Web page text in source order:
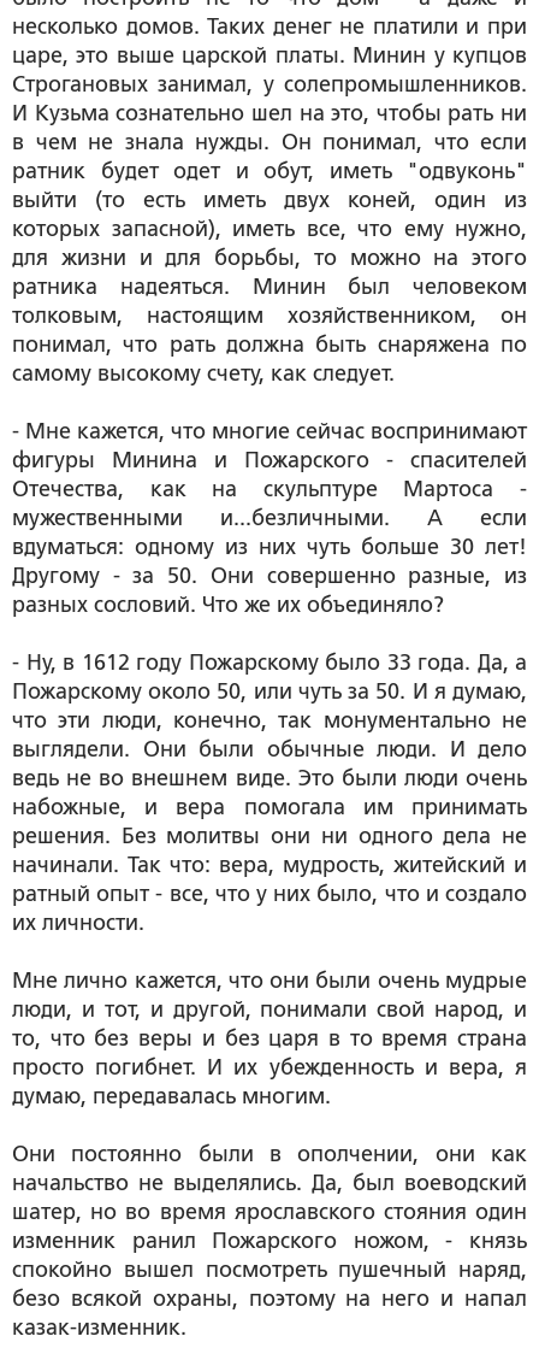
несколько домов. Таких денег не платили и при
царе, это выше царской платы. Минин у купцов
Строгановых занимал, у солепромышленников.
И Кузьма сознательно шел на это, чтобы рать ни
в чем не знала нужды. Он понимал, что если
ратник будет одет и обут, иметь "одвуконь"
выйти (то есть иметь двух коней, один из
которых запасной), иметь все, что ему нужно,
для жизни и для борьбы, то можно на этого
ратника надеяться. Минин был человеком
толковым, настоящим хозяйственником, он
понимал, что рать должна быть снаряжена по
самому высокому счету, как следует.
- Мне кажется, что многие сейчас воспринимают
фигуры Минина и Пожарского - спасителей
Отечества, как на скульптуре Мартоса -
мужественными и...безличными. А если
вдуматься: одному из них чуть больше 30 лет!
Другому - за 50. Они совершенно разные, из
разных сословий. Что же их объединяло?
- Ну, в 1612 году Пожарскому было 33 года. Да, а
Пожарскому около 50, или чуть за 50. И я думаю,
что эти люди, конечно, так монументально не
выглядели. Они были обычные люди. И дело
ведь не во внешнем виде. Это были люди очень
набожные, и вера помогала им принимать
решения. Без молитвы они ни одного дела не
начинали. Так что: вера, мудрость, житейский и
ратный опыт - все, что у них было, что и создало
их личности.
Мне лично кажется, что они были очень мудрые
люди, и тот, и другой, понимали свой народ, и
то, что без веры и без царя в то время страна
просто погибнет. И их убежденность и вера, я
думаю, передавалась многим.
Они постоянно были в ополчении, они как
начальство не выделялись. Да, был воеводский
шатер, но во время ярославского стояния один
изменник ранил Пожарского ножом, - князь
спокойно вышел посмотреть пушечный наряд,
безо всякой охраны, поэтому на него и напал
казак-изменник.